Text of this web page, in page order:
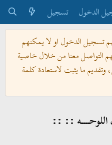
الدخول
تسجيل
تسجيل الدخول او لا يمكنهم
التواصل معنا من خلال خاصية
ما يثبت لاستعادة كلمة
اللوحــــه :: ::